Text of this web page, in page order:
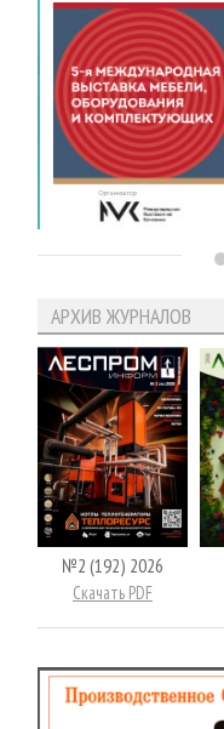
АРХИВ ЖУРНАЛОВ
№2 (192) 2026
Скачать PDF